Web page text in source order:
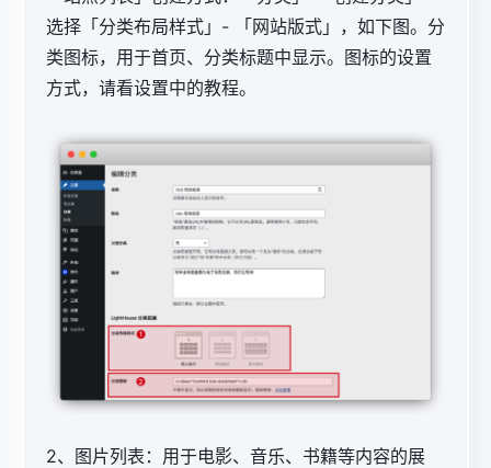
选择「分类布局样式」- 「网站版式」，如下图。分
类图标，用于首页、分类标题中显示。图标的设置
方式，请看设置中的教程。
2、图片列表：用于电影、音乐、书籍等内容的展